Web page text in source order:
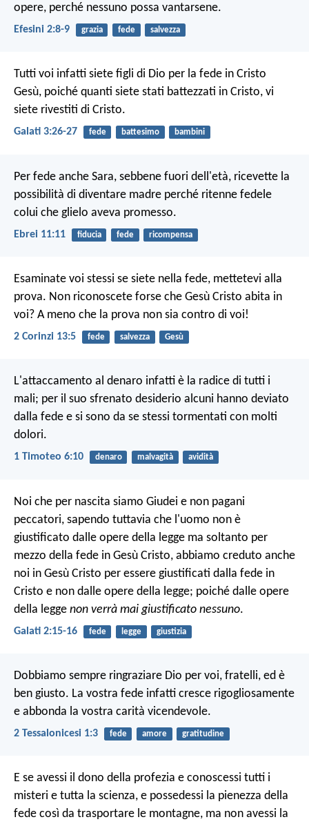
opere, perché nessuno possa vantarsene.
Efesini 2:8-9 grazia fede salvezza
Tutti voi infatti siete figli di Dio per la fede in Cristo
Gesù, poiché quanti siete stati battezzati in Cristo, vi
siete rivestiti di Cristo.
Galati 3:26-27 fede battesimo bambini
Per fede anche Sara, sebbene fuori dell'età, ricevette la
possibilità di diventare madre perché ritenne fedele
colui che glielo aveva promesso.
Ebrei 11:11 fiducia fede ricompensa
Esaminate voi stessi se siete nella fede, mettetevi alla
prova. Non riconoscete forse che Gesù Cristo abita in
voi? A meno che la prova non sia contro di voi!
2 Corinzi 13:5 fede salvezza Gesù
L'attaccamento al denaro infatti è la radice di tutti i
mali; per il suo sfrenato desiderio alcuni hanno deviato
dalla fede e si sono da se stessi tormentati con molti
dolori.
1 Timoteo 6:10 denaro malvagità avidità
Noi che per nascita siamo Giudei e non pagani
peccatori, sapendo tuttavia che l'uomo non è
giustificato dalle opere della legge ma soltanto per
mezzo della fede in Gesù Cristo, abbiamo creduto anche
noi in Gesù Cristo per essere giustificati dalla fede in
Cristo e non dalle opere della legge; poiché dalle opere
della legge non verrà mai giustificato nessuno.
Galati 2:15-16 fede legge giustizia
Dobbiamo sempre ringraziare Dio per voi, fratelli, ed è
ben giusto. La vostra fede infatti cresce rigogliosamente
e abbonda la vostra carità vicendevole.
2 Tessalonicesi 1:3 fede amore gratitudine
E se avessi il dono della profezia e conoscessi tutti i
misteri e tutta la scienza, e possedessi la pienezza della
fede così da trasportare le montagne, ma non avessi la